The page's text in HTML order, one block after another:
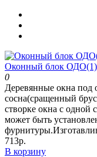
Оконный блок ОДО(1)
0
Деревянные окна под
сосна(сращенный
створке окна с одной
может быть
713р.
В корзину